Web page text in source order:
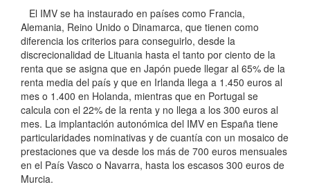
El IMV se ha instaurado en países como Francia,
Alemania, Reino Unido o Dinamarca, que tienen como
diferencia los criterios para conseguirlo, desde la
discrecionalidad de Lituania hasta el tanto por ciento de la
renta que se asigna que en Japón puede llegar al 65% de la
renta media del país y que en Irlanda llega a 1.450 euros al
mes o 1.400 en Holanda, mientras que en Portugal se
calcula con el 22% de la renta y no llega a los 300 euros al
mes. La implantación autonómica del IMV en España tiene
particularidades nominativas y de cuantía con un mosaico de
prestaciones que va desde los más de 700 euros mensuales
en el País Vasco o Navarra, hasta los escasos 300 euros de
Murcia.